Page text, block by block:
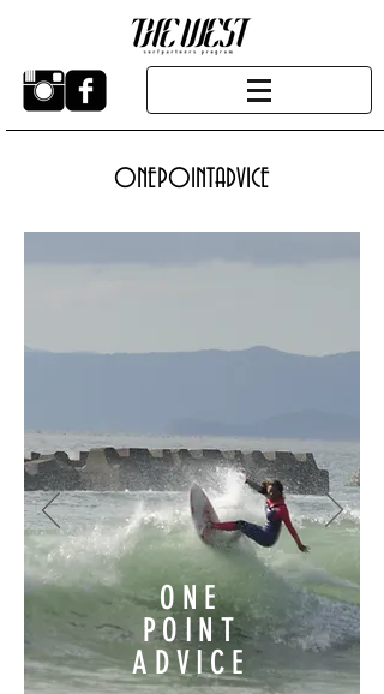
ONEPOINTADVICE
ONE
POINT
​ADVICE